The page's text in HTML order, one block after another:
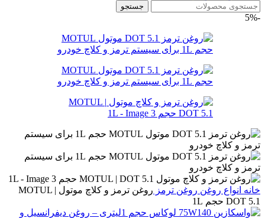
جستجو
-5%
خانه انواع روغن روغن ترمز
روغن ترمز و کلاچ موتول MOTUL |
DOT 5.1 حجم 1L